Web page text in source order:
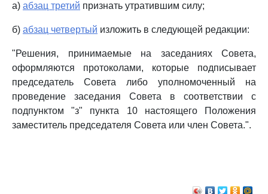
а) абзац третий признать утратившим силу;
б) абзац четвертый изложить в следующей редакции:
"Решения, принимаемые на заседаниях Совета,
оформляются протоколами, которые подписывает
председатель Совета либо уполномоченный на
проведение заседания Совета в соответствии с
подпунктом "з" пункта 10 настоящего Положения
заместитель председателя Совета или член Совета.".